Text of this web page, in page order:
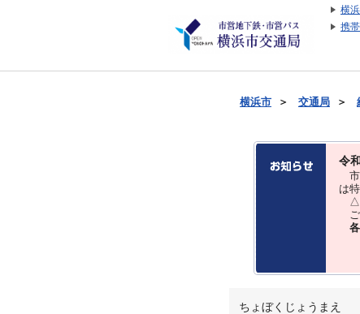
横
携
横浜市 ＞ 交通局 ＞
令
市
は
△
ご
ちょぼくじょうまえ